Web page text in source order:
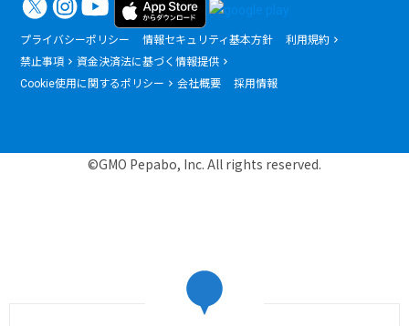
プライバシーポリシー 情報セキュリティ基本方針
利用規約
禁止事項
資金決済法に基づく情報提供
Cookie使用に関するポリシー
会社概要 採用情報
©GMO Pepabo, Inc. All rights reserved.